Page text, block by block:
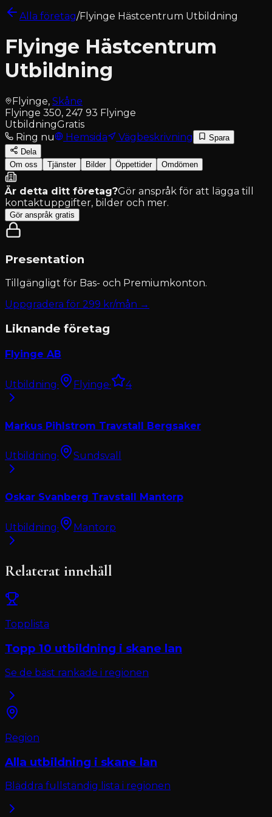
Alla företag/Flyinge Hästcentrum Utbildning
Flyinge Hästcentrum
Utbildning
Flyinge, Skåne
Flyinge 350, 247 93 Flyinge
UtbildningGratis
Ring nu
Hemsida Vägbeskrivning
Spara
Dela
Om oss
Tjänster Bilder Öppettider Omdömen
Är detta ditt företag?Gör anspråk för att lägga till
kontaktuppgifter, bilder och mer.
Gör anspråk gratis
Presentation
Tillgängligt för Bas- och Premiumkonton.
Uppgradera för 299 kr/mån →
Liknande företag
Flyinge AB
Utbildning· Flyinge· 4
Markus Pihlstrom Travstall Bergsaker
Utbildning· Sundsvall
Oskar Svanberg Travstall Mantorp
Utbildning· Mantorp
Relaterat innehåll
Topplista
Topp 10 utbildning i skane lan
Se de bäst rankade i regionen
Region
Alla utbildning i skane lan
Bläddra fullständig lista i regionen